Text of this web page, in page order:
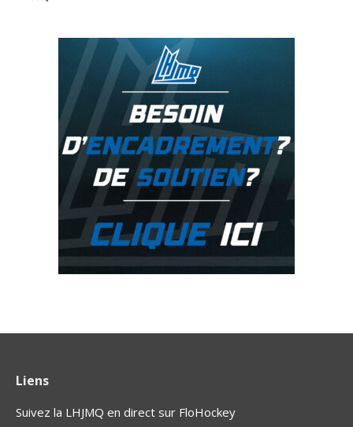
Liens
Suivez la LHJMQ en direct sur FloHockey